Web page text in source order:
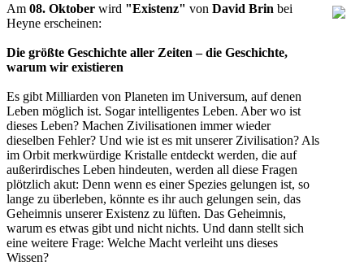
Am 08. Oktober wird "Existenz" von David Brin bei
Heyne erscheinen:
Die größte Geschichte aller Zeiten – die Geschichte,
warum wir existieren
Es gibt Milliarden von Planeten im Universum, auf denen
Leben möglich ist. Sogar intelligentes Leben. Aber wo ist
dieses Leben? Machen Zivilisationen immer wieder
dieselben Fehler? Und wie ist es mit unserer Zivilisation? Als
im Orbit merkwürdige Kristalle entdeckt werden, die auf
außerirdisches Leben hindeuten, werden all diese Fragen
plötzlich akut: Denn wenn es einer Spezies gelungen ist, so
lange zu überleben, könnte es ihr auch gelungen sein, das
Geheimnis unserer Existenz zu lüften. Das Geheimnis,
warum es etwas gibt und nicht nichts. Und dann stellt sich
eine weitere Frage: Welche Macht verleiht uns dieses
Wissen?